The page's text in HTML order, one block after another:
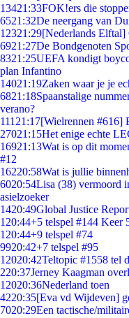
13421:33FOK!ers die
6521:32De neergang van
12321:29[Nederlands
6921:27De Bondgenoten
8321:25UEFA kondigt
plan Infantino
14021:19Zaken waar je je
6821:18Spaanstalige
verano?
111 21:17[Wielrennen #616]
27021:15Het enige echte
16921:13Wat is op dit
#12
16220:58Wat is jullie
6020:54Lisa (38) vermoord
asielzoeker
1420:49Global Justice
1 20:44+5 telspel #144 Keer
1 20:44+9 telspel #74
9920:42+7 telspel #95
12020:42Teltopic #1558 tel
220:37Jerney Kaagman
12020:36Nederland toen
4220:35[Eva vd Wijdeven]
7020:29Een tactische/